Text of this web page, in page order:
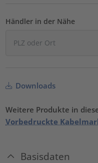
Händler in der Nähe
Downloads
Weitere Produkte in
Vorbedruckte
Basisdaten